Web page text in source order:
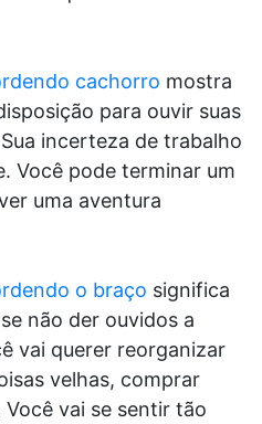
cachorro mostra
para ouvir suas
incerteza de trabalho
Você pode terminar um
uma aventura
o braço significa
não der ouvidos a
vai querer reorganizar
velhas, comprar
vai se sentir tão